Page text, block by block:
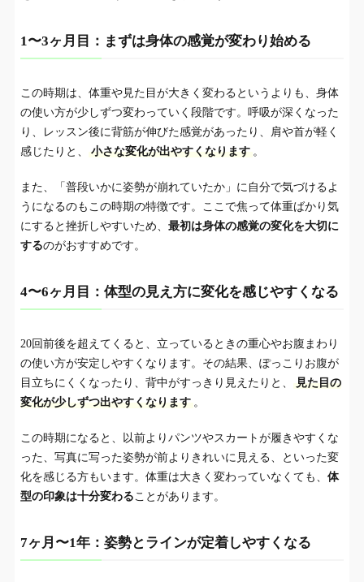
1〜3ヶ月目：まずは身体の感覚が変わり始める
この時期は、体重や見た目が大きく変わるというよりも、身体
の使い方が少しずつ変わっていく段階です。呼吸が深くなった
り、レッスン後に背筋が伸びた感覚があったり、肩や首が軽く
感じたりと、
小さな変化が出やすくなります 。
また、「普段いかに姿勢が崩れていたか」に自分で気づけるよ
うになるのもこの時期の特徴です。ここで焦って体重ばかり気
にすると挫折しやすいため、最初は身体の感覚の変化を大切に
するのがおすすめです。
4〜6ヶ月目：体型の見え方に変化を感じやすくなる
20回前後を超えてくると、立っているときの重心やお腹まわり
の使い方が安定しやすくなります。その結果、ぽっこりお腹が
目立ちにくくなったり、背中がすっきり見えたりと、
見た目の
変化が少しずつ出やすくなります 。
この時期になると、以前よりパンツやスカートが履きやすくな
った、写真に写った姿勢が前よりきれいに見える、といった変
化を感じる方もいます。体重は大きく変わっていなくても、体
型の印象は十分変わることがあります。
7ヶ月〜1年：姿勢とラインが定着しやすくなる